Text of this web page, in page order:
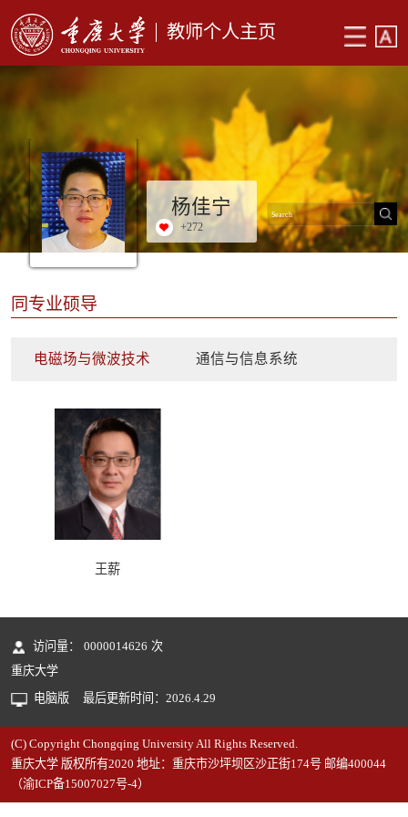
教师个人主页
杨佳宁
+272
同专业硕导
电磁场与微波技术 通信与信息系统
王薪
访问量： 0000014626 次
重庆大学
电脑版
最后更新时间： 2026.4.29
(C) Copyright Chongqing University All Rights Reserved.
重庆大学 版权所有2020 地址：重庆市沙坪坝区沙正街174号 邮编400044
（渝ICP备15007027号-4）